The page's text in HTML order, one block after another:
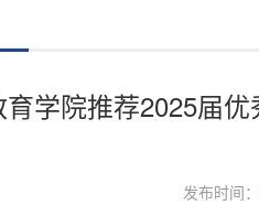
学院推荐2025届
发布时间